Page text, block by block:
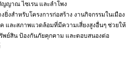
ญญาณ ไซเรน และลำโพง
ยิ่งสำหรับโครงการก่อสร้าง งานกิจกรรมในเมือง
และสภาพแวดล้อมที่มีความเสี่ยงสูงอื่นๆ ช่วยให้
ย์สิน ป้องกันภัยคุกคาม และตอบสนองต่อ